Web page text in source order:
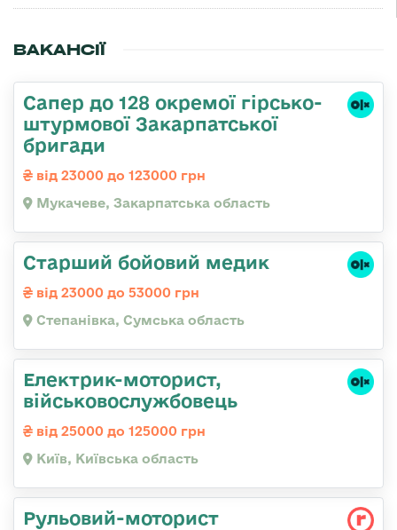
ВАКАНСІЇ
Сапер до 128 окремої гірсько-
штурмової Закарпатської
бригади
від 23000 до 123000 грн
Мукачеве, Закарпатська область
Старший бойовий медик
від 23000 до 53000 грн
Степанівка, Сумська область
Електрик-моторист,
військовослужбовець
від 25000 до 125000 грн
Київ, Київська область
Рульовий-моторист